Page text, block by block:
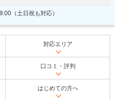
（土日祝も対応）
対応エリア
口コミ・評判
はじめての方へ